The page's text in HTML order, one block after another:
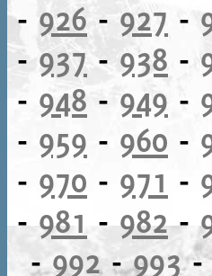
- 926 -927 -
- 937-938 -
- 948 - 949 -
- 959 - 960 -
- 970 - 971 -
-981 -982-
-992-993